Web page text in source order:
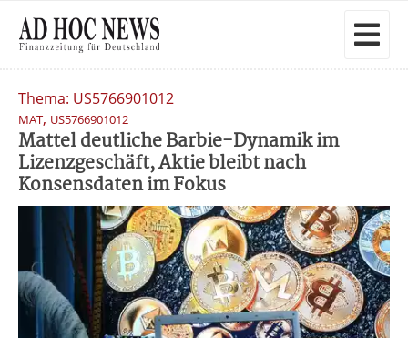
Thema: US5766901012
MAT, US5766901012
Mattel deutliche Barbie-Dynamik im
Lizenzgeschäft, Aktie bleibt nach
Konsensdaten im Fokus